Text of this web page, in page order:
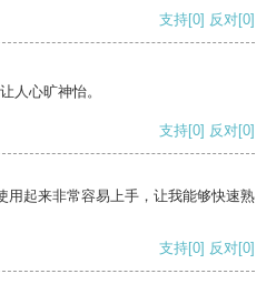
支持[0] 反对[0]
人心旷神怡。
支持[0] 反对[0]
用起来非常容易上手，让我能够快速熟
支持[0] 反对[0]